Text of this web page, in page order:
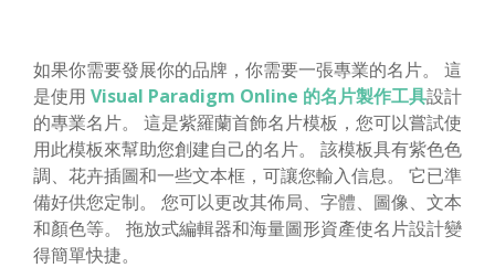
如果你需要發展你的品牌，你需要一張專業的名片。 這
是使用 Visual Paradigm Online 的名片製作工具設計
的專業名片。 這是紫羅蘭首飾名片模板，您可以嘗試使
用此模板來幫助您創建自己的名片。 該模板具有紫色色
調、花卉插圖和一些文本框，可讓您輸入信息。 它已準
備好供您定制。 您可以更改其佈局、字體、圖像、文本
和顏色等。 拖放式編輯器和海量圖形資產使名片設計變
得簡單快捷。